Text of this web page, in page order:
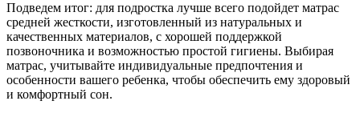
Подведем итог: для подростка лучше всего подойдет матрас
средней жесткости, изготовленный из натуральных и
качественных материалов, с хорошей поддержкой
позвоночника и возможностью простой гигиены. Выбирая
матрас, учитывайте индивидуальные предпочтения и
особенности вашего ребенка, чтобы обеспечить ему здоровый
и комфортный сон.